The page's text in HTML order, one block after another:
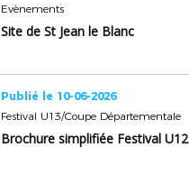
Evènements
Site de St Jean le Blanc
Publié le 10-06-2026
Festival U13/Coupe Départementale
Brochure simplifiée Festival U12